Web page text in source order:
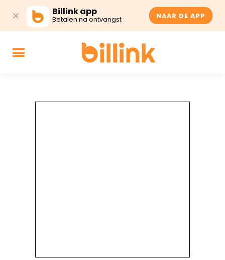
Billink app
Betalen na ontvangst NAAR DE APP